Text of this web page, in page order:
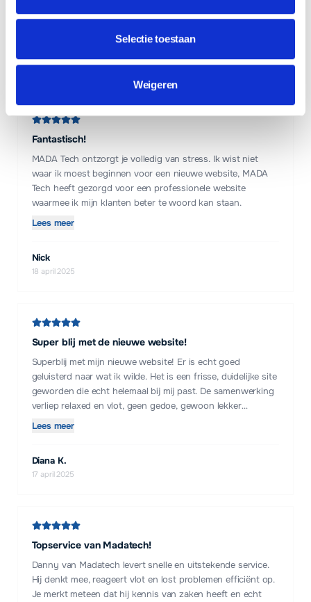
Selectie toestaan
Weigeren
geregeld. Een echte aanrader en betaalbaar voor de
Lees meer
22 april 2025
Fantastisch!
MADA Tech ontzorgt je volledig van stress. Ik wist niet
waar ik moest beginnen voor een nieuwe website, MADA
Tech heeft gezorgd voor een professionele website
waarmee ik mijn klanten beter te woord kan staan.
Lees meer
Nick
18 april 2025
Super blij met de nieuwe website!
Superblij met mijn nieuwe website! Er is echt goed
geluisterd naar wat ik wilde. Het is een frisse, duidelijke site
geworden die echt helemaal bij mij past. De samenwerking
verliep relaxed en vlot, geen gedoe, gewoon lekker
doorpakken. Alles werd snel geregeld en het resultaat mag
Lees meer
Diana K.
17 april 2025
Topservice van Madatech!
Danny van Madatech levert snelle en uitstekende service.
Hij denkt mee, reageert vlot en lost problemen efficiënt op.
Je merkt meteen dat hij kennis van zaken heeft en echt